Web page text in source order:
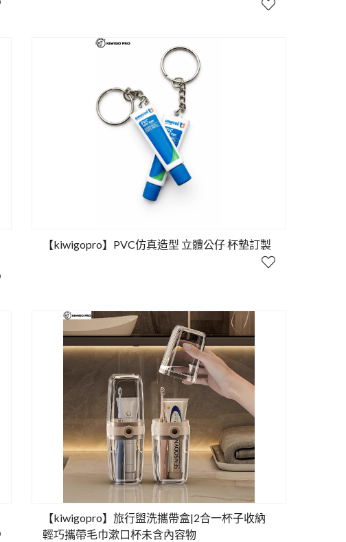
【kiwigopro】PVC仿真造型 立體公仔 杯墊訂製
【kiwigopro】旅行盥洗攜帶盒|2合一杯子收納
輕巧攜帶毛巾漱口杯未含內容物